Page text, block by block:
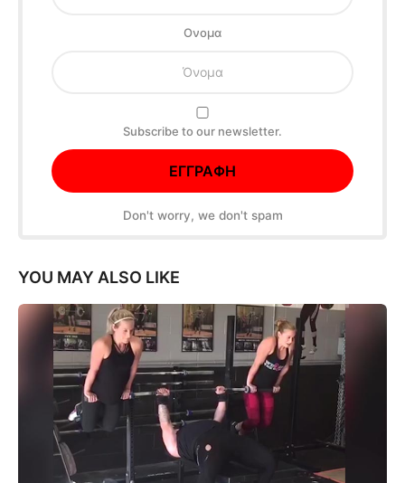
Oνομα
Subscribe to our newsletter.
Don't worry, we don't spam
YOU MAY ALSO LIKE